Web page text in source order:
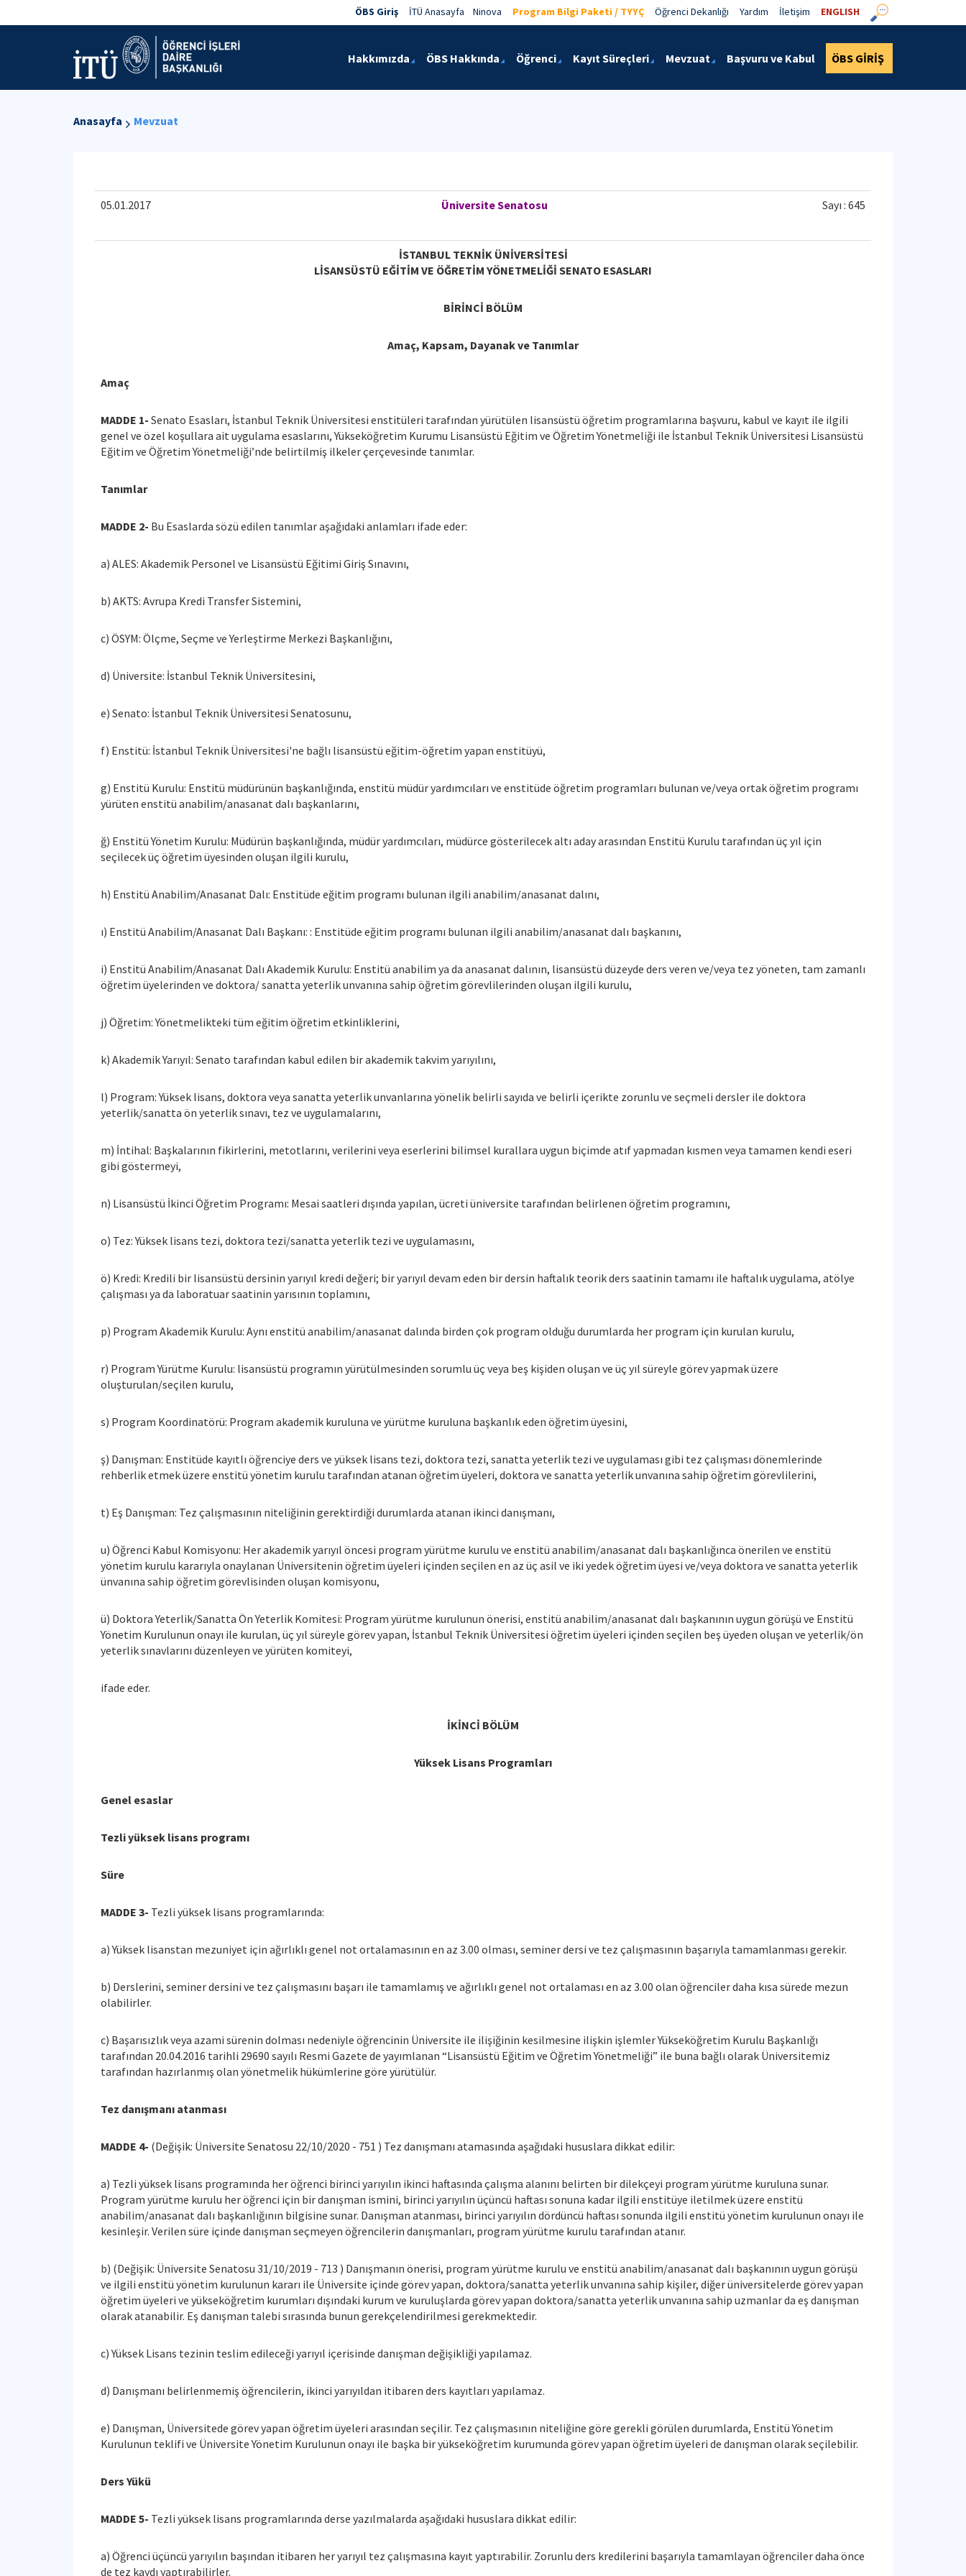
ÖBS Giriş İTÜ Anasayfa Ninova Program Bilgi Paketi / TYYÇ Öğrenci Dekanlığı Yardım İletişim ENGLISH
Hakkımızda ÖBS Hakkında Öğrenci Kayıt Süreçleri Mevzuat Başvuru ve Kabul ÖBS GİRİŞ
Anasayfa Mevzuat
05.01.2017 Üniversite Senatosu Sayı : 645
İSTANBUL TEKNİK ÜNİVERSİTESİ
LİSANSÜSTÜ EĞİTİM VE ÖĞRETİM YÖNETMELİĞİ SENATO ESASLARI
BİRİNCİ BÖLÜM
Amaç, Kapsam, Dayanak ve Tanımlar
Amaç
MADDE 1- Senato Esasları, İstanbul Teknik Üniversitesi enstitüleri tarafından yürütülen lisansüstü öğretim programlarına başvuru, kabul ve kayıt ile ilgili
genel ve özel koşullara ait uygulama esaslarını, Yükseköğretim Kurumu Lisansüstü Eğitim ve Öğretim Yönetmeliği ile İstanbul Teknik Üniversitesi Lisansüstü
Eğitim ve Öğretim Yönetmeliği’nde belirtilmiş ilkeler çerçevesinde tanımlar.
Tanımlar
MADDE 2- Bu Esaslarda sözü edilen tanımlar aşağıdaki anlamları ifade eder:
a) ALES: Akademik Personel ve Lisansüstü Eğitimi Giriş Sınavını,
b) AKTS: Avrupa Kredi Transfer Sistemini,
c) ÖSYM: Ölçme, Seçme ve Yerleştirme Merkezi Başkanlığını,
d) Üniversite: İstanbul Teknik Üniversitesini,
e) Senato: İstanbul Teknik Üniversitesi Senatosunu,
f) Enstitü: İstanbul Teknik Üniversitesi'ne bağlı lisansüstü eğitim-öğretim yapan enstitüyü,
g) Enstitü Kurulu: Enstitü müdürünün başkanlığında, enstitü müdür yardımcıları ve enstitüde öğretim programları bulunan ve/veya ortak öğretim programı
yürüten enstitü anabilim/anasanat dalı başkanlarını,
ğ) Enstitü Yönetim Kurulu: Müdürün başkanlığında, müdür yardımcıları, müdürce gösterilecek altı aday arasından Enstitü Kurulu tarafından üç yıl için
seçilecek üç öğretim üyesinden oluşan ilgili kurulu,
h) Enstitü Anabilim/Anasanat Dalı: Enstitüde eğitim programı bulunan ilgili anabilim/anasanat dalını,
ı) Enstitü Anabilim/Anasanat Dalı Başkanı: : Enstitüde eğitim programı bulunan ilgili anabilim/anasanat dalı başkanını,
i) Enstitü Anabilim/Anasanat Dalı Akademik Kurulu: Enstitü anabilim ya da anasanat dalının, lisansüstü düzeyde ders veren ve/veya tez yöneten, tam zamanlı
öğretim üyelerinden ve doktora/ sanatta yeterlik unvanına sahip öğretim görevlilerinden oluşan ilgili kurulu,
j) Öğretim: Yönetmelikteki tüm eğitim öğretim etkinliklerini,
k) Akademik Yarıyıl: Senato tarafından kabul edilen bir akademik takvim yarıyılını,
l) Program: Yüksek lisans, doktora veya sanatta yeterlik unvanlarına yönelik belirli sayıda ve belirli içerikte zorunlu ve seçmeli dersler ile doktora
yeterlik/sanatta ön yeterlik sınavı, tez ve uygulamalarını,
m) İntihal: Başkalarının fikirlerini, metotlarını, verilerini veya eserlerini bilimsel kurallara uygun biçimde atıf yapmadan kısmen veya tamamen kendi eseri
gibi göstermeyi,
n) Lisansüstü İkinci Öğretim Programı: Mesai saatleri dışında yapılan, ücreti üniversite tarafından belirlenen öğretim programını,
o) Tez: Yüksek lisans tezi, doktora tezi/sanatta yeterlik tezi ve uygulamasını,
ö) Kredi: Kredili bir lisansüstü dersinin yarıyıl kredi değeri; bir yarıyıl devam eden bir dersin haftalık teorik ders saatinin tamamı ile haftalık uygulama, atölye
çalışması ya da laboratuar saatinin yarısının toplamını,
p) Program Akademik Kurulu: Aynı enstitü anabilim/anasanat dalında birden çok program olduğu durumlarda her program için kurulan kurulu,
r) Program Yürütme Kurulu: lisansüstü programın yürütülmesinden sorumlu üç veya beş kişiden oluşan ve üç yıl süreyle görev yapmak üzere
oluşturulan/seçilen kurulu,
s) Program Koordinatörü: Program akademik kuruluna ve yürütme kuruluna başkanlık eden öğretim üyesini,
ş) Danışman: Enstitüde kayıtlı öğrenciye ders ve yüksek lisans tezi, doktora tezi, sanatta yeterlik tezi ve uygulaması gibi tez çalışması dönemlerinde
rehberlik etmek üzere enstitü yönetim kurulu tarafından atanan öğretim üyeleri, doktora ve sanatta yeterlik unvanına sahip öğretim görevlilerini,
t) Eş Danışman: Tez çalışmasının niteliğinin gerektirdiği durumlarda atanan ikinci danışmanı,
u) Öğrenci Kabul Komisyonu: Her akademik yarıyıl öncesi program yürütme kurulu ve enstitü anabilim/anasanat dalı başkanlığınca önerilen ve enstitü
yönetim kurulu kararıyla onaylanan Üniversitenin öğretim üyeleri içinden seçilen en az üç asil ve iki yedek öğretim üyesi ve/veya doktora ve sanatta yeterlik
ünvanına sahip öğretim görevlisinden oluşan komisyonu,
ü) Doktora Yeterlik/Sanatta Ön Yeterlik Komitesi: Program yürütme kurulunun önerisi, enstitü anabilim/anasanat dalı başkanının uygun görüşü ve Enstitü
Yönetim Kurulunun onayı ile kurulan, üç yıl süreyle görev yapan, İstanbul Teknik Üniversitesi öğretim üyeleri içinden seçilen beş üyeden oluşan ve yeterlik/ön
yeterlik sınavlarını düzenleyen ve yürüten komiteyi,
ifade eder.
İKİNCİ BÖLÜM
Yüksek Lisans Programları
Genel esaslar
Tezli yüksek lisans programı
Süre
MADDE 3- Tezli yüksek lisans programlarında:
a) Yüksek lisanstan mezuniyet için ağırlıklı genel not ortalamasının en az 3.00 olması, seminer dersi ve tez çalışmasının başarıyla tamamlanması gerekir.
b) Derslerini, seminer dersini ve tez çalışmasını başarı ile tamamlamış ve ağırlıklı genel not ortalaması en az 3.00 olan öğrenciler daha kısa sürede mezun
olabilirler.
c) Başarısızlık veya azami sürenin dolması nedeniyle öğrencinin Üniversite ile ilişiğinin kesilmesine ilişkin işlemler Yükseköğretim Kurulu Başkanlığı
tarafından 20.04.2016 tarihli 29690 sayılı Resmi Gazete de yayımlanan “Lisansüstü Eğitim ve Öğretim Yönetmeliği” ile buna bağlı olarak Üniversitemiz
tarafından hazırlanmış olan yönetmelik hükümlerine göre yürütülür.
Tez danışmanı atanması
MADDE 4- (Değişik: Üniversite Senatosu 22/10/2020 - 751 ) Tez danışmanı atamasında aşağıdaki hususlara dikkat edilir:
a) Tezli yüksek lisans programında her öğrenci birinci yarıyılın ikinci haftasında çalışma alanını belirten bir dilekçeyi program yürütme kuruluna sunar.
Program yürütme kurulu her öğrenci için bir danışman ismini, birinci yarıyılın üçüncü haftası sonuna kadar ilgili enstitüye iletilmek üzere enstitü
anabilim/anasanat dalı başkanlığının bilgisine sunar. Danışman atanması, birinci yarıyılın dördüncü haftası sonunda ilgili enstitü yönetim kurulunun onayı ile
kesinleşir. Verilen süre içinde danışman seçmeyen öğrencilerin danışmanları, program yürütme kurulu tarafından atanır.
b) (Değişik: Üniversite Senatosu 31/10/2019 - 713 ) Danışmanın önerisi, program yürütme kurulu ve enstitü anabilim/anasanat dalı başkanının uygun görüşü
ve ilgili enstitü yönetim kurulunun kararı ile Üniversite içinde görev yapan, doktora/sanatta yeterlik unvanına sahip kişiler, diğer üniversitelerde görev yapan
öğretim üyeleri ve yükseköğretim kurumları dışındaki kurum ve kuruluşlarda görev yapan doktora/sanatta yeterlik unvanına sahip uzmanlar da eş danışman
olarak atanabilir. Eş danışman talebi sırasında bunun gerekçelendirilmesi gerekmektedir.
c) Yüksek Lisans tezinin teslim edileceği yarıyıl içerisinde danışman değişikliği yapılamaz.
d) Danışmanı belirlenmemiş öğrencilerin, ikinci yarıyıldan itibaren ders kayıtları yapılamaz.
e) Danışman, Üniversitede görev yapan öğretim üyeleri arasından seçilir. Tez çalışmasının niteliğine göre gerekli görülen durumlarda, Enstitü Yönetim
Kurulunun teklifi ve Üniversite Yönetim Kurulunun onayı ile başka bir yükseköğretim kurumunda görev yapan öğretim üyeleri de danışman olarak seçilebilir.
Ders Yükü
MADDE 5- Tezli yüksek lisans programlarında derse yazılmalarda aşağıdaki hususlara dikkat edilir:
a) Öğrenci üçüncü yarıyılın başından itibaren her yarıyıl tez çalışmasına kayıt yaptırabilir. Zorunlu ders kredilerini başarıyla tamamlayan öğrenciler daha önce
de tez kaydı yaptırabilirler.